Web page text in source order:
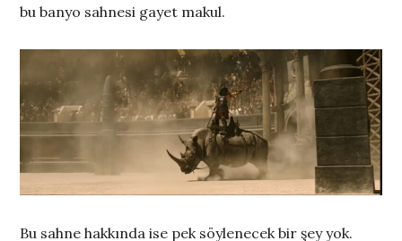
bu banyo sahnesi gayet makul.
Bu sahne hakkında ise pek söylenecek bir şey yok.